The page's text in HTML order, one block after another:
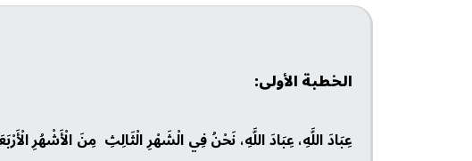
الخطبة الأولى:
عِبَادَ اللَّهِ، عِبَادَ اللَّهِ، نَحْنُ فِي الْشَهْرِ الْثَالِثِ مِنَ الْأَشْهُرِ